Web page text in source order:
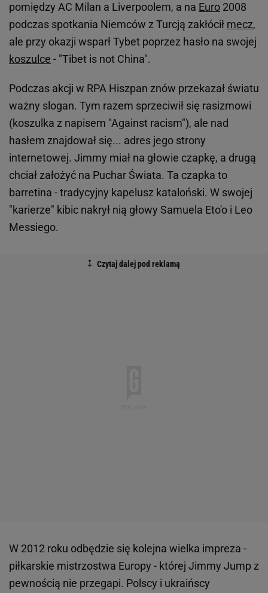
pomiędzy AC Milan a Liverpoolem, a na Euro 2008
podczas spotkania Niemców z Turcją zakłócił mecz,
ale przy okazji wsparł Tybet poprzez hasło na swojej
koszulce - "Tibet is not China".
Podczas akcji w RPA Hiszpan znów przekazał światu
ważny slogan. Tym razem sprzeciwił się rasizmowi
(koszulka z napisem "Against racism"), ale nad
hasłem znajdował się... adres jego strony
internetowej. Jimmy miał na głowie czapkę, a drugą
chciał założyć na Puchar Świata. Ta czapka to
barretina - tradycyjny kapelusz kataloński. W swojej
"karierze" kibic nakrył nią głowy Samuela Eto'o i Leo
Messiego.
W 2012 roku odbędzie się kolejna wielka impreza -
piłkarskie mistrzostwa Europy - której Jimmy Jump z
pewnością nie przegapi. Polscy i ukraińscy